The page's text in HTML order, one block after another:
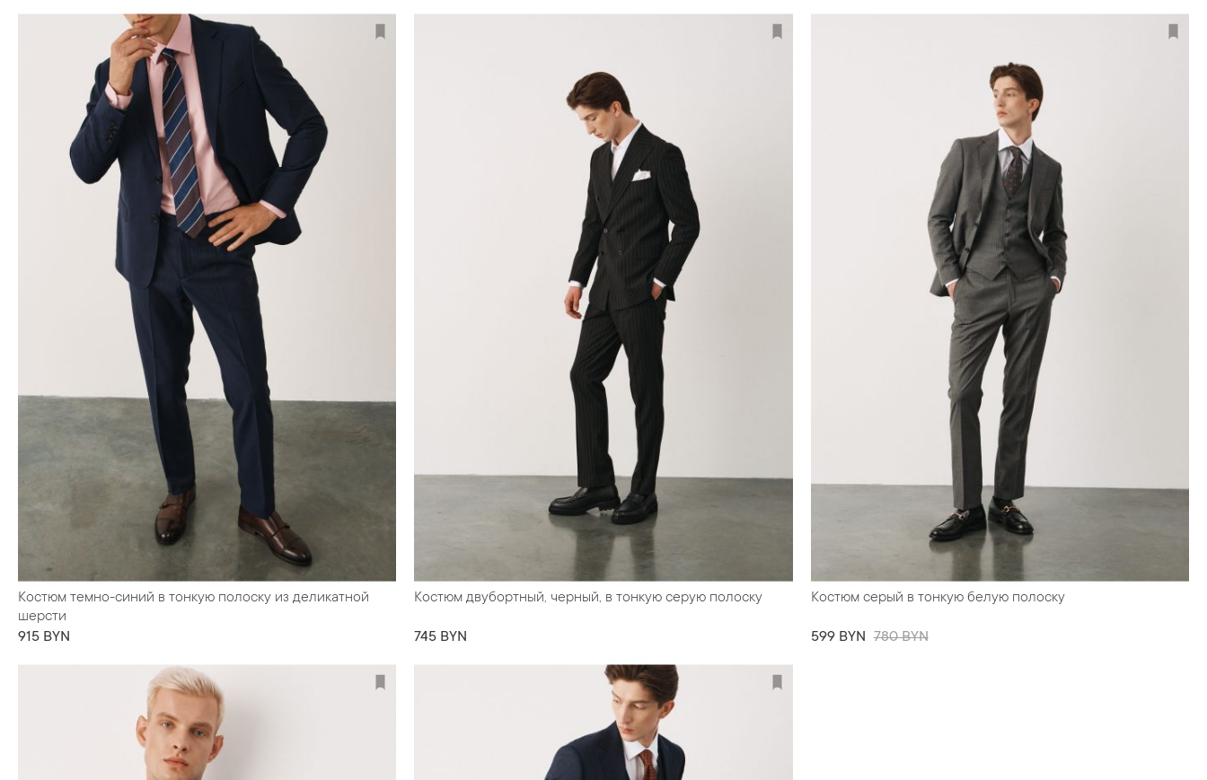
Костюм темно-синий в тонкую полоску из деликатной
шерсти
915 BYN
Костюм двубортный, черный, в тонкую серую полоску
745 BYN
Костюм серый в тонкую белую полоску
599 BYN 780 BYN